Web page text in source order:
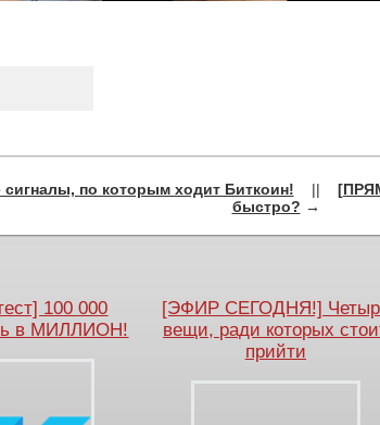
сигналы, по которым ходит Биткоин! ||
быстро? →
100 000
в МИЛЛИОН!
[ЭФИР СЕГОДНЯ!]
вещи, ради которых
прийти